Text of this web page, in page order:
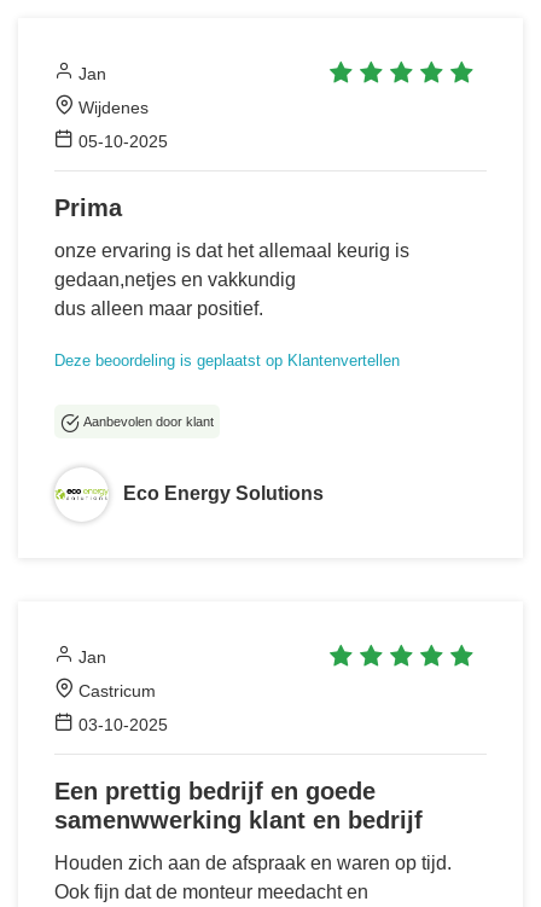
Jan
Wijdenes
05-10-2025
Prima
onze ervaring is dat het allemaal keurig is
gedaan,netjes en vakkundig
dus alleen maar positief.
Deze beoordeling is geplaatst op Klantenvertellen
Eco Energy Solutions
Aanbevolen door klant
Jan
Castricum
03-10-2025
Een prettig bedrijf en goede
samenwwerking klant en bedrijf
Houden zich aan de afspraak en waren op tijd.
Ook fijn dat de monteur meedacht en